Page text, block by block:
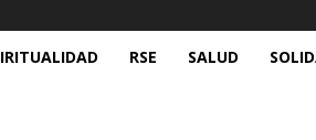
RSE SALUD